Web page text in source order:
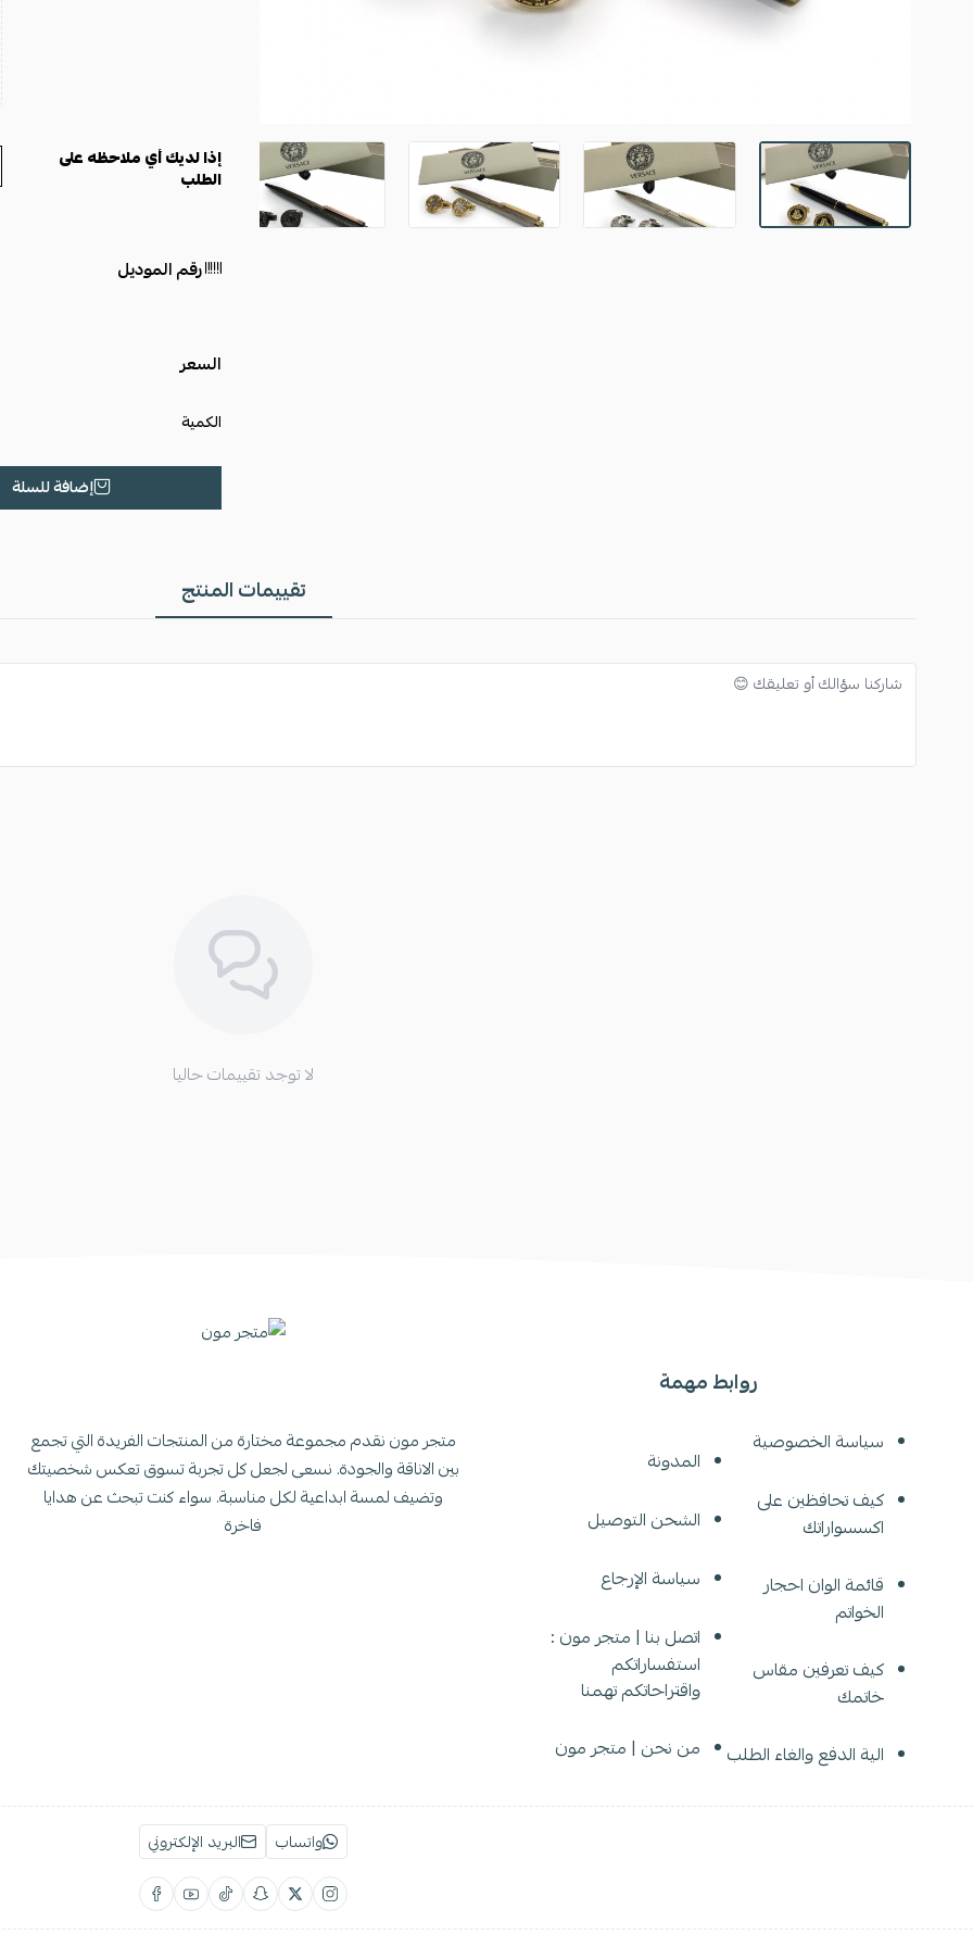
إذا لديك أي ملاحظه على
الطلب
رقم الموديل
السعر
الكمية
إضافة للسلة
تقييمات المنتج
لا توجد تقييمات حاليا
روابط مهمة
سياسة الخصوصية
كيف تحافظين على
اكسسواراتك
قائمة الوان احجار
الخواتم
كيف تعرفين مقاس
خاتمك
الية الدفع والغاء الطلب
المدونة
الشحن التوصيل
سياسة الإرجاع
اتصل بنا | متجر مون :
استفساراتكم
واقتراحاتكم تهمنا
من نحن | متجر مون
متجر مون نقدم مجموعة مختارة من المنتجات الفريدة التي تجمع
بين الاناقة والجودة. نسعى لجعل كل تجربة تسوق تعكس شخصيتك
وتضيف لمسة ابداعية لكل مناسبة. سواء كنت تبحث عن هدايا
فاخرة
واتساب البريد الإلكتروني